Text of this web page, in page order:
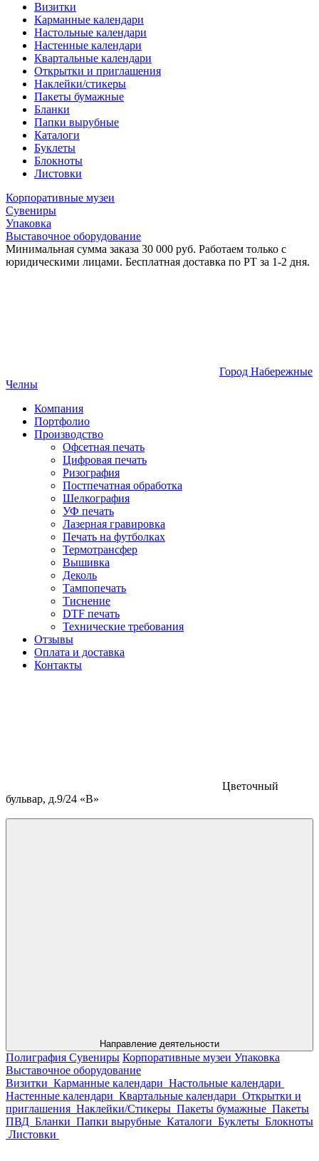
Визитки
Карманные календари
Настольные календари
Настенные календари
Квартальные календари
Открытки и приглашения
Наклейки/стикеры
Пакеты бумажные
Бланки
Папки вырубные
Каталоги
Буклеты
Блокноты
Листовки
Корпоративные музеи
Сувениры
Упаковка
Выставочное оборудование
Минимальная сумма заказа 30 000 руб. Работаем только с
юридическими лицами. Бесплатная доставка по РТ за 1-2 дня.
Город Набережные
Челны
Компания
Портфолио
Производство
Офсетная печать
Цифровая печать
Ризография
Постпечатная обработка
Шелкография
УФ печать
Лазерная гравировка
Печать на футболках
Термотрансфер
Вышивка
Деколь
Тампопечать
Тиснение
DTF печать
Технические требования
Отзывы
Оплата и доставка
Контакты
Цветочный
бульвар, д.9/24 «В»
Направление деятельности
Полиграфия Сувениры Корпоративные музеи Упаковка
Выставочное оборудование
Визитки Карманные календари Настольные календари
Настенные календари Квартальные календари Открытки и
приглашения Наклейки/Стикеры Пакеты бумажные Пакеты
ПВД Бланки Папки вырубные Каталоги Буклеты Блокноты
Листовки